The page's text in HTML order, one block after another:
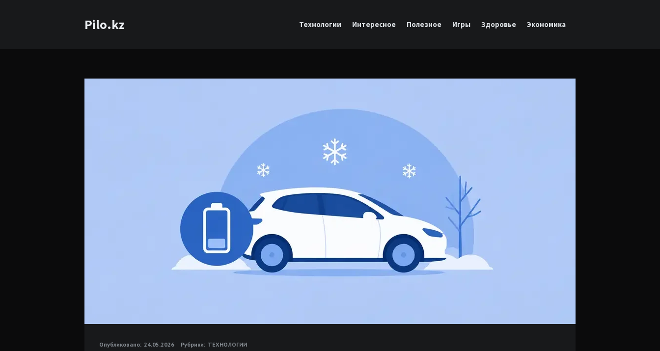
Pilo.kz Технологии Интересное Полезное Игры Здоровье Экономика
Опубликовано: 24.05.2026 Рубрики: ТЕХНОЛОГИИ